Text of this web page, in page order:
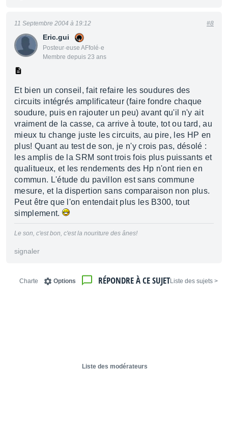
Eric.gui
Posteur·euse AFfolé·e
Membre depuis 23 ans
11 Septembre 2004 à 19:12 #8
Et bien un conseil, fait refaire les soudures des
circuits intégrés amplificateur (faire fondre chaque
soudure, puis en rajouter un peu) avant qu'il n'y ait
vraiment de la casse, ca arrive à toute, tot ou tard, au
mieux tu change juste les circuits, au pire, les HP en
plus! Quant au test de son, je n'y crois pas, désolé :
les amplis de la SRM sont trois fois plus puissants et
qualitueux, et les rendements des Hp n'ont rien en
commun. L'étude du pavillon est sans commune
mesure, et la dispertion sans comparaison non plus.
Peut être que l'on entendait plus les B300, tout
simplement.
Le son, c'est bon, c'est la nouriture des ânes!
signaler
< Liste des sujets
RÉPONDRE À CE SUJET
Options
Charte
Liste des modérateurs